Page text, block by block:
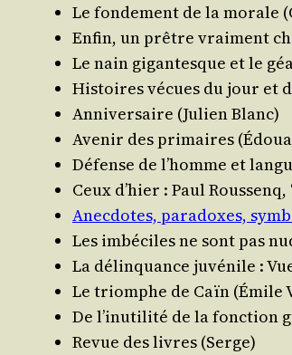
Le fon­de­ment de la morale
Enfin, un prêtre vrai­ment
Le nain gigan­tesque et le
His­toires vécues du jour et
Anni­ver­saire (Julien Blanc)
Ave­nir des pri­maires
Défense de l’homme et
Ceux d’hier : Paul
Anec­dotes, para­doxes,
Les imbé­ciles ne sont pas
La délin­quance juvé­nile :
Le triomphe de Caïn (Émile
De l’i­nu­ti­li­té de la fonc­tion
Revue des livres (Serge)